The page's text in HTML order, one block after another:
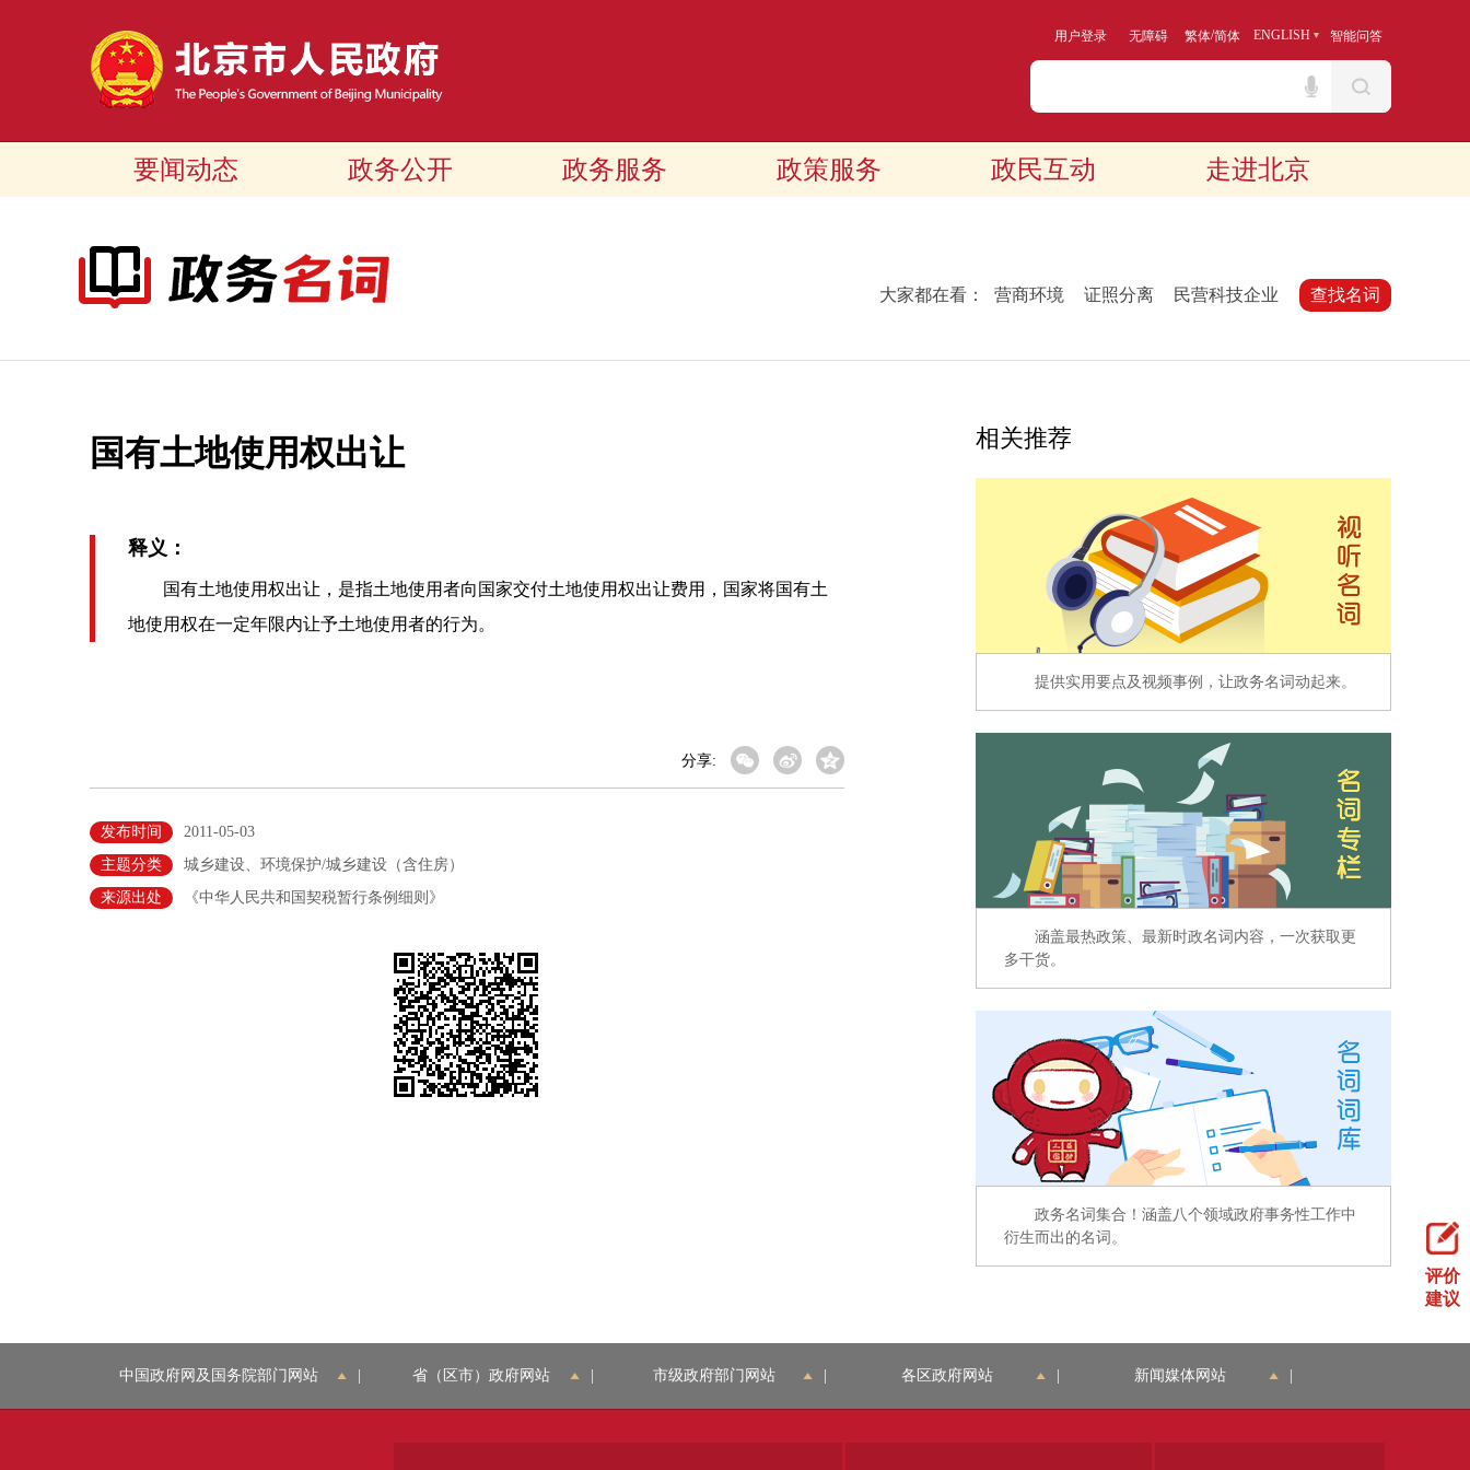
用户登录 无障碍 繁体/简体 ENGLISH 智能问答
要闻动态 政务公开 政务服务 政策服务 政民互动 走进北京
大家都在看： 营商环境 证照分离 民营科技企业 查找名词
国有土地使用权出让
释义：
国有土地使用权出让，是指土地使用者向国家交付土地使用权出让费用，国家将国有土
地使用权在一定年限内让予土地使用者的行为。
分享:
发布时间
2011-05-03
主题分类
城乡建设、环境保护/城乡建设（含住房）
来源出处
《中华人民共和国契税暂行条例细则》
相关推荐
提供实用要点及视频事例，让政务名词动起来。
涵盖最热政策、最新时政名词内容，一次获取更
多干货。
政务名词集合！涵盖八个领域政府事务性工作中
衍生而出的名词。
评价
建议
中国政府网及国务院部门网站 省（区市）政府网站 市级政府部门网站 各区政府网站 新闻媒体网站